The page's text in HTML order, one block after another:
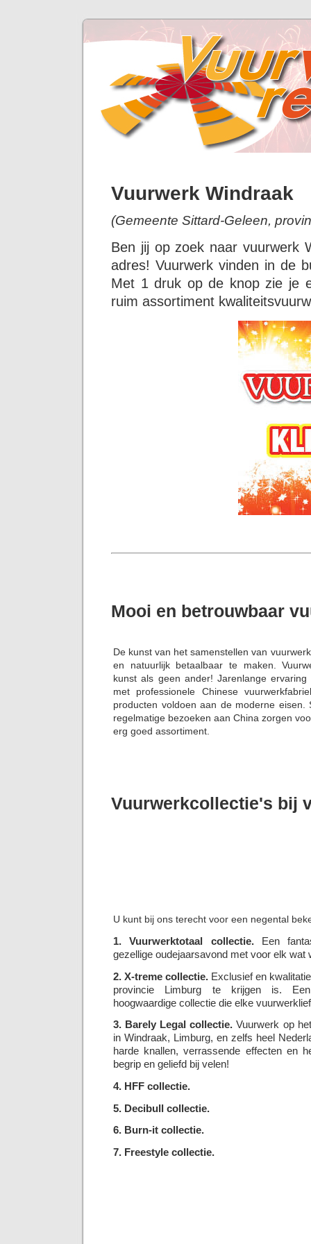
Vuurwerk Windraak
(Gemeente Sittard-Geleen,
Ben jij op zoek naar vuurwerk
adres! Vuurwerk vinden in de
Met 1 druk op de knop zie je
ruim assortiment
Mooi en betrouwbaar
De kunst van het samenstellen van
en natuurlijk betaalbaar te maken.
kunst als geen ander! Jarenlange
met professionele Chinese
producten voldoen aan de moderne eisen.
regelmatige bezoeken aan China zorgen
erg goed assortiment.
Vuurwerkcollectie's bij
U kunt bij ons terecht voor een negental
1. Vuurwerktotaal collectie.Een
gezellige oudejaarsavond met voor elk wat
2. X-treme collectie. Exclusief en
provincie Limburg te krijgen is.
hoogwaardige collectie die elke
3. Barely Legal collectie. Vuurwerk op
in Windraak, Limburg, en zelfs heel
harde knallen, verrassende effecten en
begrip en geliefd bij velen!
4. HFF collectie.
5. Decibull collectie.
6. Burn-it collectie.
7. Freestyle collectie.